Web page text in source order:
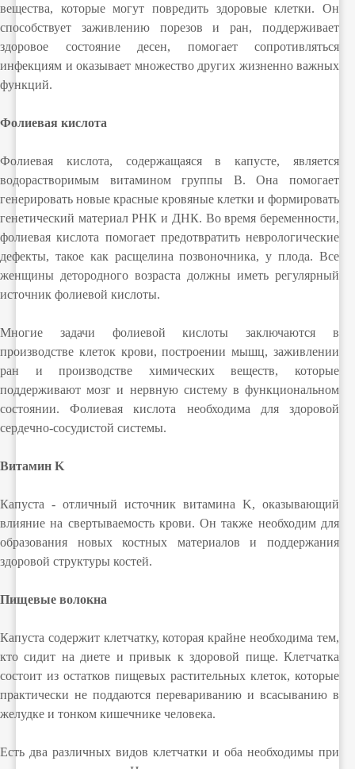
вещества, которые могут повредить здоровые клетки. Он
способствует заживлению порезов и ран, поддерживает
здоровое состояние десен, помогает сопротивляться
инфекциям и оказывает множество других жизненно важных
функций.
Фолиевая кислота
Фолиевая кислота, содержащаяся в капусте, является
водорастворимым витамином группы B. Она помогает
генерировать новые красные кровяные клетки и формировать
генетический материал РНК и ДНК. Во время беременности,
фолиевая кислота помогает предотвратить неврологические
дефекты, такое как расщелина позвоночника, у плода. Все
женщины детородного возраста должны иметь регулярный
источник фолиевой кислоты.
Многие задачи фолиевой кислоты заключаются в
производстве клеток крови, построении мышц, заживлении
ран и производстве химических веществ, которые
поддерживают мозг и нервную систему в функциональном
состоянии. Фолиевая кислота необходима для здоровой
сердечно-сосудистой системы.
Витамин K
Капуста - отличный источник витамина K, оказывающий
влияние на свертываемость крови. Он также необходим для
образования новых костных материалов и поддержания
здоровой структуры костей.
Пищевые волокна
Капуста содержит клетчатку, которая крайне необходима тем,
кто сидит на диете и привык к здоровой пище. Клетчатка
состоит из остатков пищевых растительных клеток, которые
практически не поддаются перевариванию и всасыванию в
желудке и тонком кишечнике человека.
Есть два различных видов клетчатки и оба необходимы при